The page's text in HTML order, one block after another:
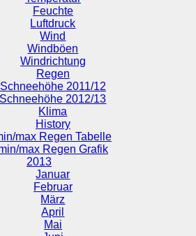
Feuchte
Luftdruck
Wind
Windböen
Windrichtung
Regen
Schneehöhe 2011/12
Schneehöhe 2012/13
Klima
History
max Regen Tabelle
max Regen Grafik
2013
Januar
Februar
März
April
Mai